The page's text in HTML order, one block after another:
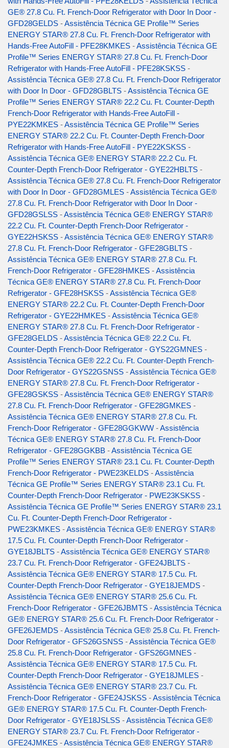
GE® 27.8 Cu. Ft. French-Door Refrigerator with Door In Door -
GFD28GELDS -Assistência Técnica GE Profile™ Series
ENERGY STAR® 27.8 Cu. Ft. French-Door Refrigerator with
Hands-Free AutoFill - PFE28KMKES -Assistência Técnica GE
Profile™ Series ENERGY STAR® 27.8 Cu. Ft. French-Door
Refrigerator with Hands-Free AutoFill - PFE28KSKSS -
Assistência Técnica GE® 27.8 Cu. Ft. French-Door Refrigerator
with Door In Door - GFD28GBLTS -Assistência Técnica GE
Profile™ Series ENERGY STAR® 22.2 Cu. Ft. Counter-Depth
French-Door Refrigerator with Hands-Free AutoFill -
PYE22KMKES -Assistência Técnica GE Profile™ Series
ENERGY STAR® 22.2 Cu. Ft. Counter-Depth French-Door
Refrigerator with Hands-Free AutoFill - PYE22KSKSS -
Assistência Técnica GE® ENERGY STAR® 22.2 Cu. Ft.
Counter-Depth French-Door Refrigerator - GYE22HBLTS -
Assistência Técnica GE® 27.8 Cu. Ft. French-Door Refrigerator
with Door In Door - GFD28GMLES -Assistência Técnica GE®
27.8 Cu. Ft. French-Door Refrigerator with Door In Door -
GFD28GSLSS -Assistência Técnica GE® ENERGY STAR®
22.2 Cu. Ft. Counter-Depth French-Door Refrigerator -
GYE22HSKSS -Assistência Técnica GE® ENERGY STAR®
27.8 Cu. Ft. French-Door Refrigerator - GFE28GBLTS -
Assistência Técnica GE® ENERGY STAR® 27.8 Cu. Ft.
French-Door Refrigerator - GFE28HMKES -Assistência
Técnica GE® ENERGY STAR® 27.8 Cu. Ft. French-Door
Refrigerator - GFE28HSKSS -Assistência Técnica GE®
ENERGY STAR® 22.2 Cu. Ft. Counter-Depth French-Door
Refrigerator - GYE22HMKES -Assistência Técnica GE®
ENERGY STAR® 27.8 Cu. Ft. French-Door Refrigerator -
GFE28GELDS -Assistência Técnica GE® 22.2 Cu. Ft.
Counter-Depth French-Door Refrigerator - GYS22GMNES -
Assistência Técnica GE® 22.2 Cu. Ft. Counter-Depth French-
Door Refrigerator - GYS22GSNSS -Assistência Técnica GE®
ENERGY STAR® 27.8 Cu. Ft. French-Door Refrigerator -
GFE28GSKSS -Assistência Técnica GE® ENERGY STAR®
27.8 Cu. Ft. French-Door Refrigerator - GFE28GMKES -
Assistência Técnica GE® ENERGY STAR® 27.8 Cu. Ft.
French-Door Refrigerator - GFE28GGKWW -Assistência
Técnica GE® ENERGY STAR® 27.8 Cu. Ft. French-Door
Refrigerator - GFE28GGKBB -Assistência Técnica GE
Profile™ Series ENERGY STAR® 23.1 Cu. Ft. Counter-Depth
French-Door Refrigerator - PWE23KELDS -Assistência
Técnica GE Profile™ Series ENERGY STAR® 23.1 Cu. Ft.
Counter-Depth French-Door Refrigerator - PWE23KSKSS -
Assistência Técnica GE Profile™ Series ENERGY STAR® 23.1
Cu. Ft. Counter-Depth French-Door Refrigerator -
PWE23KMKES -Assistência Técnica GE® ENERGY STAR®
17.5 Cu. Ft. Counter-Depth French-Door Refrigerator -
GYE18JBLTS -Assistência Técnica GE® ENERGY STAR®
23.7 Cu. Ft. French-Door Refrigerator - GFE24JBLTS -
Assistência Técnica GE® ENERGY STAR® 17.5 Cu. Ft.
Counter-Depth French-Door Refrigerator - GYE18JEMDS -
Assistência Técnica GE® ENERGY STAR® 25.6 Cu. Ft.
French-Door Refrigerator - GFE26JBMTS -Assistência Técnica
GE® ENERGY STAR® 25.6 Cu. Ft. French-Door Refrigerator -
GFE26JEMDS -Assistência Técnica GE® 25.8 Cu. Ft. French-
Door Refrigerator - GFS26GSNSS -Assistência Técnica GE®
25.8 Cu. Ft. French-Door Refrigerator - GFS26GMNES -
Assistência Técnica GE® ENERGY STAR® 17.5 Cu. Ft.
Counter-Depth French-Door Refrigerator - GYE18JMLES -
Assistência Técnica GE® ENERGY STAR® 23.7 Cu. Ft.
French-Door Refrigerator - GFE24JSKSS -Assistência Técnica
GE® ENERGY STAR® 17.5 Cu. Ft. Counter-Depth French-
Door Refrigerator - GYE18JSLSS -Assistência Técnica GE®
ENERGY STAR® 23.7 Cu. Ft. French-Door Refrigerator -
GFE24JMKES -Assistência Técnica GE® ENERGY STAR®